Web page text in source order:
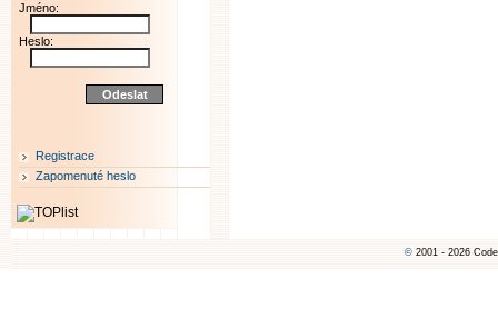
Jméno:
Heslo:
Registrace
Zapomenuté heslo
© 2001 - 2026